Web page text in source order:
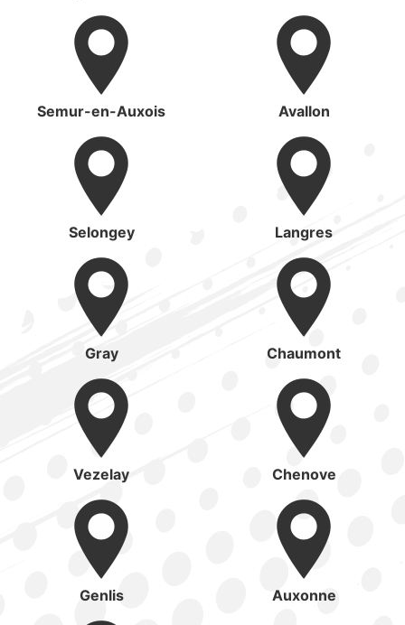
Semur-en-Auxois Avallon
Selongey Langres
Gray Chaumont
Vezelay Chenove
Genlis Auxonne